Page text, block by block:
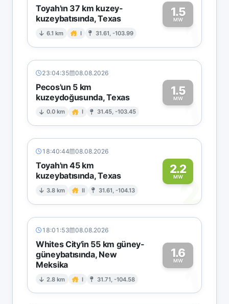
Toyah'ın 37 km kuzey-
kuzeybatısında, Texas
6.1 km I 31.61, -103.99
1.5
MW1
23:04:35 08.08.2026
Pecos'un 5 km
kuzeydoğusunda, Texas
0.0 km I 31.45, -103.45
1.5
MW1
18:40:44 08.08.2026
Toyah'ın 45 km
kuzeybatısında, Texas
3.8 km II 31.61, -104.13
2.2
MW
2
18:01:53 08.08.2026
Whites City'in 55 km güney-
güneybatısında, New
Meksika
2.8 km I 31.71, -104.58
1.6
MW
1